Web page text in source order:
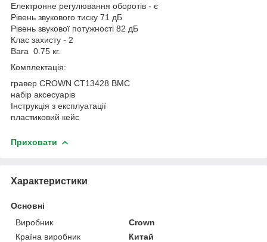
Електронне регулювання оборотів - є
Рівень звукового тиску 71 дБ
Рівень звукової потужності 82 дБ
Клас захисту - 2
Вага 0.75 кг.
Комплектація:
гравер CROWN CT13428 BMC
набір аксесуарів
Інструкція з експлуатації
пластиковий кейс
Приховати
Характеристики
Основні
Виробник
Crown
Країна виробник
Китай